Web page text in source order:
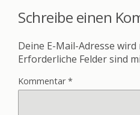
Schreibe einen
Deine E-Mail-Adresse
Erforderliche Felder sind
Kommentar*